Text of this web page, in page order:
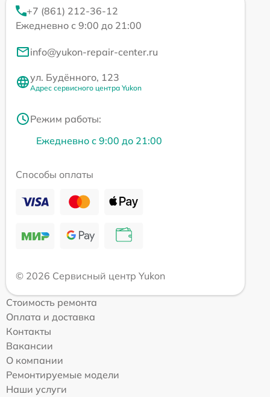
+7 (861) 212-36-12
Ежедневно с 9:00 до 21:00
info@yukon-repair-center.ru
ул. Будённого, 123
Адрес сервисного центра Yukon
Режим работы:
Ежедневно с 9:00 до 21:00
Способы оплаты
© 2026 Сервисный центр Yukon
Стоимость ремонта
Оплата и доставка
Контакты
Вакансии
О компании
Ремонтируемые модели
Наши услуги